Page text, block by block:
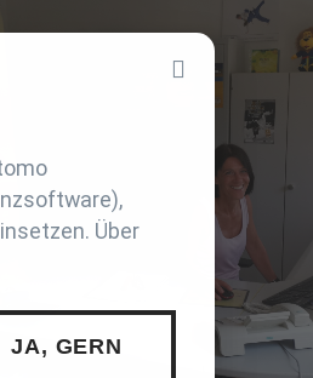
Über
JA, GERN